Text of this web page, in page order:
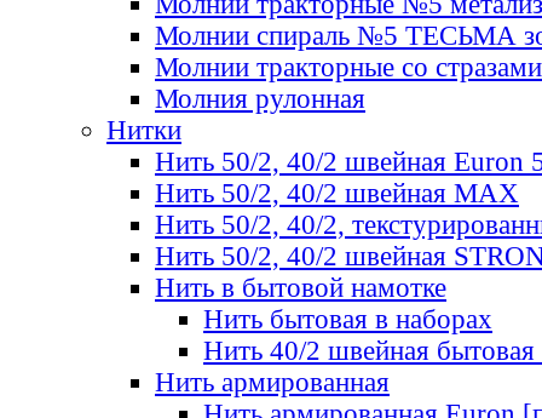
Молнии спираль №5 ТЕСЬМА
Молнии тракторные со стразами
Молния рулонная
Нитки
Нить 50/2, 40/2 швейная Euron
Нить 50/2, 40/2 швейная МАХ
Нить 50/2, 40/2,
Нить 50/2, 40/2 швейная
Нить в бытовой намотке
Нить бытовая в наборах
Нить 40/2 швейная бытовая
Нить армированная